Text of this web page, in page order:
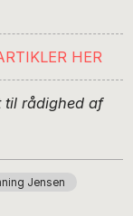
HER
til rådighed af
Jensen